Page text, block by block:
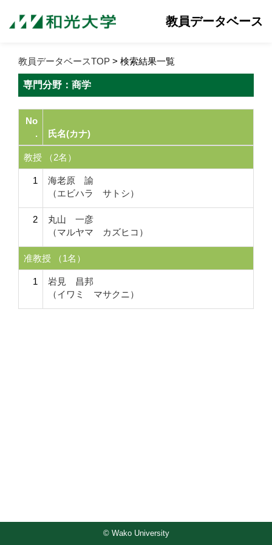
教員データベース
教員データベースTOP > 検索結果一覧
専門分野：商学
No
.
氏名(カナ)
教授 （2名）
1
海老原 諭
（エビハラ サトシ）
2
丸山 一彦
（マルヤマ カズヒコ）
准教授 （1名）
1
岩見 昌邦
（イワミ マサクニ）
© Wako University